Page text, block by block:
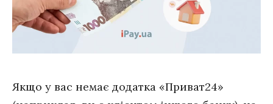
Якщо у вас немає додатка «Приват24»